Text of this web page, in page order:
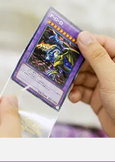
￥2,000
ーラキュウコン
SM2K 052/050
￥2,000
コライドンex SV1S
103/078 SAR
￥1,900
ナ S4 111/100
￥1,900
イーブイ SV5a
078/066 AR
リィ M2a
ムク M5 117/081